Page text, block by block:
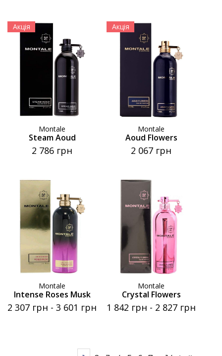
Акція
Montale
Steam Aoud
2 786 грн
Акція
Montale
Aoud Flowers
2 067 грн
Montale
Intense Roses Musk
2 307 грн - 3 601 грн
Montale
Crystal Flowers
1 842 грн - 2 827 грн